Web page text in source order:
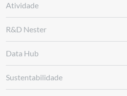
Atividade
R&D Nester
Data Hub
Sustentabilidade